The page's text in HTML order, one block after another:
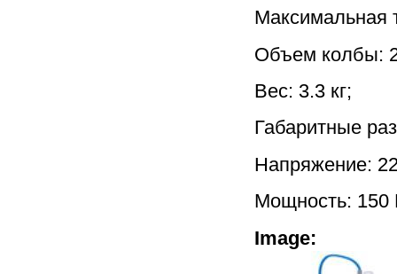
Максимальная
Объем колбы:
Вес: 3.3 кг;
Габаритные
Напряжение:
Мощность: 150
Image: